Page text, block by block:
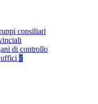
consiliari
di controllo
5